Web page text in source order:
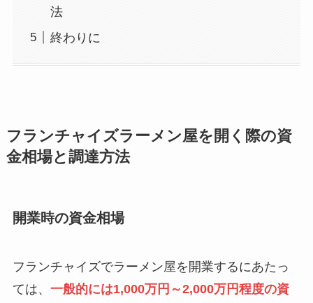
法
終わりに
フランチャイズラーメン屋を開く際の資
金相場と調達方法
開業時の資金相場
フランチャイズでラーメン屋を開業するにあたっ
ては、 一般的には1,000万円～2,000万円程度の資